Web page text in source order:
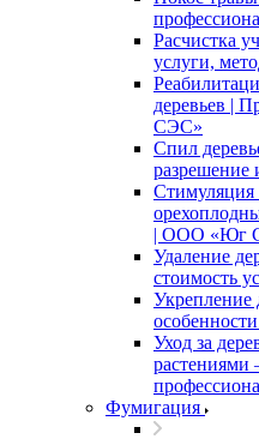
Расчистка
услуги,
деревьев |
СЭС»
Спил
разрешение
| ООО «Юг
Удаление
стоимость
Укрепление
Уход за
растениями
Фумигация